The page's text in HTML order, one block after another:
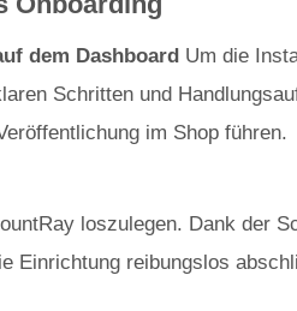
dem Dashboard Um die
Schritten und
im Shop führen.
loszulegen. Dank der
Einrichtung reibungslos